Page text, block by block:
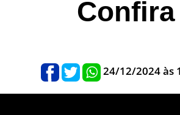
24/12/2024 às